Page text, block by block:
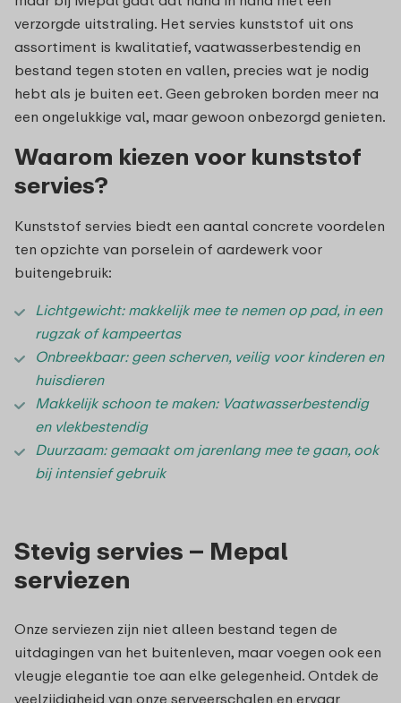
verzorgde uitstraling. Het servies kunststof uit ons
assortiment is kwalitatief, vaatwasserbestendig en
bestand tegen stoten en vallen, precies wat je nodig
hebt als je buiten eet. Geen gebroken borden meer na
een ongelukkige val, maar gewoon onbezorgd genieten.
Waarom kiezen voor kunststof
servies?
Kunststof servies biedt een aantal concrete voordelen
ten opzichte van porselein of aardewerk voor
buitengebruik:
Lichtgewicht: makkelijk mee te nemen op pad, in een
rugzak of kampeertas
Onbreekbaar: geen scherven, veilig voor kinderen en
huisdieren
Makkelijk schoon te maken: Vaatwasserbestendig
en vlekbestendig
Duurzaam: gemaakt om jarenlang mee te gaan, ook
bij intensief gebruik
Stevig servies – Mepal
serviezen
Onze serviezen zijn niet alleen bestand tegen de
uitdagingen van het buitenleven, maar voegen ook een
vleugje elegantie toe aan elke gelegenheid. Ontdek de
veelzijdigheid van onze serveerschalen en ervaar